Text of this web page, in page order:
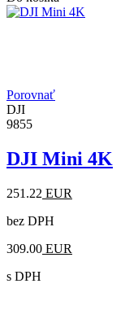
Porovnať
DJI
9855
DJI Mini 4K
251.22 EUR
bez DPH
309.00 EUR
s DPH